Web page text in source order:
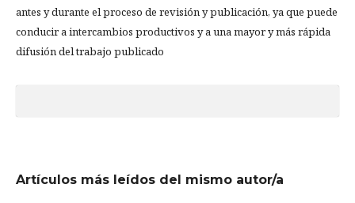
antes y durante el proceso de revisión y publicación, ya que puede
conducir a intercambios productivos y a una mayor y más rápida
difusión del trabajo publicado
Artículos más leídos del mismo autor/a